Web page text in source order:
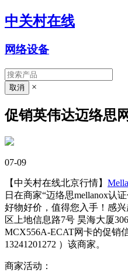
中关村在线
网络设备
×
促销英伟达迈络思
07-09
【中关村在线北京行情】
日在商家“迈络思mellanox认
好物好价，值得您入手！感
区上地信息路7号 昊海大厦
MCX556A-ECAT网卡的促销
13241201272 ）该商家。
商家活动：